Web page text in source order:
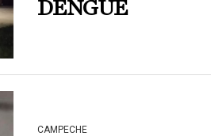
DENGUE
CAMPECHE